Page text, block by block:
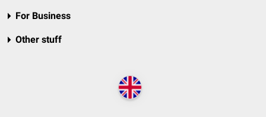
For Business
Other stuff